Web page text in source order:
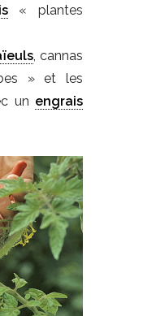
« plantes
, cannas
» et les
un engrais